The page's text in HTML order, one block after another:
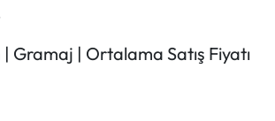
Gramaj | Ortalama Satış Fiyatı